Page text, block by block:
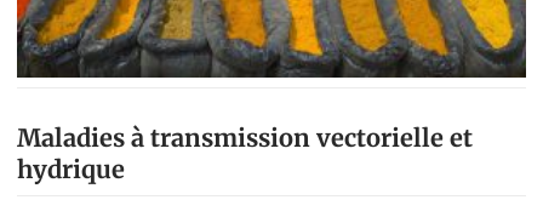
Maladies à transmission vectorielle et
hydrique